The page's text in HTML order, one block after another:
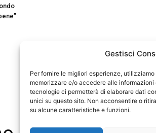
Gestisci
Per fornire le migliori esperienze,
memorizzare e/o accedere alle
tecnologie ci permetterà di elaborare dati
unici su questo sito. Non acconsentire o
su alcune caratteristiche e funzioni.